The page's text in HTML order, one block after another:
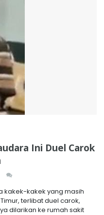
Ini Duel Carok
kakek-kakek yang masih
terlibat duel carok,
dilarikan ke rumah sakit